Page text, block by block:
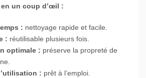
un coup d’œil :
: nettoyage rapide et facile.
: réutilisable plusieurs fois.
optimale : préserve la propreté de
: prêt à l’emploi.